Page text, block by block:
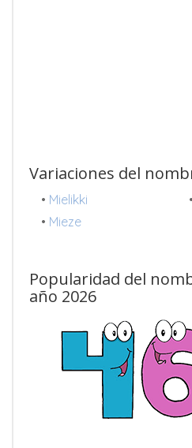
Variaciones del
• Mielikki •
• Mieze
Popularidad del
año 2026